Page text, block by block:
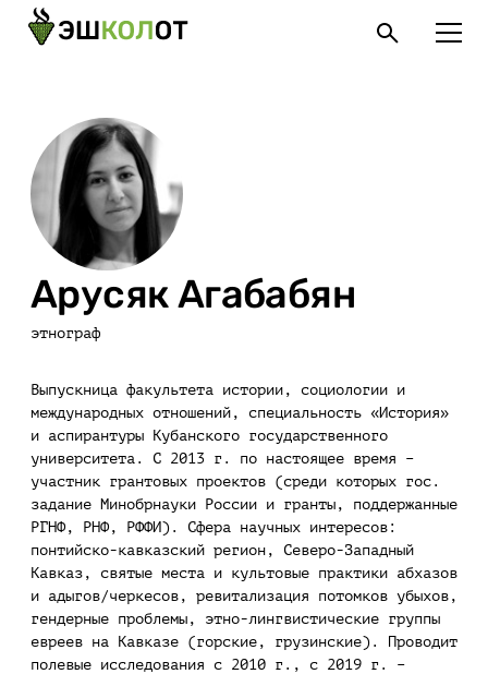
Арусяк Агабабян
этнограф
Выпускница факультета истории, социологии и
международных отношений, специальность «История»
и аспирантуры Кубанского государственного
университета. С 2013 г. по настоящее время –
участник грантовых проектов (среди которых гос.
задание Минобрнауки России и гранты, поддержанные
РГНФ, РНФ, РФФИ). Сфера научных интересов:
понтийско-кавказский регион, Северо-Западный
Кавказ, святые места и культовые практики абхазов
и адыгов/черкесов, ревитализация потомков убыхов,
гендерные проблемы, этно-лингвистические группы
евреев на Кавказе (горские, грузинские). Проводит
полевые исследования с 2010 г., с 2019 г. –